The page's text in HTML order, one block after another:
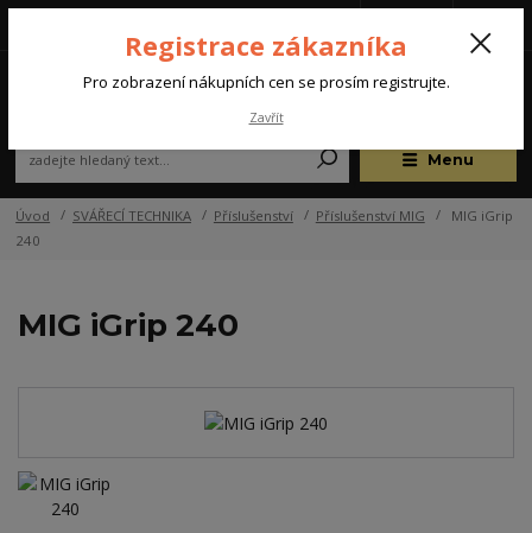
Menu
(Po-Pá, 07:00-15:30 hod.)
Úvod SVÁŘECÍ TECHNIKA Příslušenství Příslušenství MIG
MIG iGrip
240
MIG iGrip 240
Registrace zákazníka
Pro zobrazení nákupních cen se prosím registrujte.
Zavřít